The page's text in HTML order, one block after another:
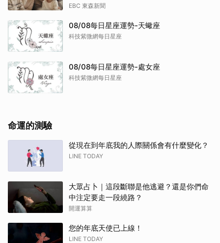
EBC 東森新聞
08/08每日星座運勢-天蠍座
科技紫微網每日星座
08/08每日星座運勢-處女座
科技紫微網每日星座
命運的測驗
從現在到年底我的人際關係會有什麼變化？
LINE TODAY
大眾占卜｜這段斷聯是他逃避？還是你們命
中注定要走一段繞路？
開運算算
您的年底天使已上線！
LINE TODAY